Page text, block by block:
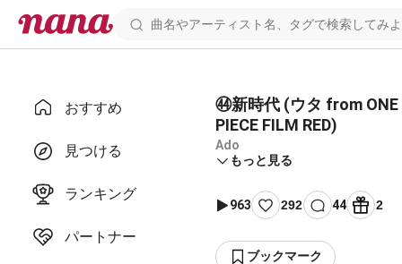
おすすめ
見つける
ランキング
パートナー
㊹新時代 (ウタ from ONE
PIECE FILM RED)
Ado
もっと見る
963 292 44 2
ブックマーク